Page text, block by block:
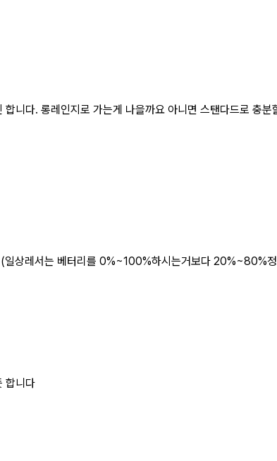
니다. 롱레인지로 가는게 나을까요 아니면 스탠다드로 충분
상레서는 베터리를 0%~100%하시는거보다 20%~80%
합니다